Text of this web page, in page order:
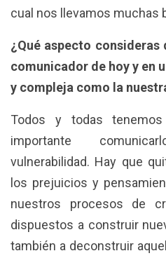
cual nos llevamos muchas
¿Qué aspecto
comunicador de hoy y en
y compleja como la
Todos y todas
importante
vulnerabilidad. Hay que
los prejuicios y
nuestros procesos de
dispuestos a construir
también a deconstruir